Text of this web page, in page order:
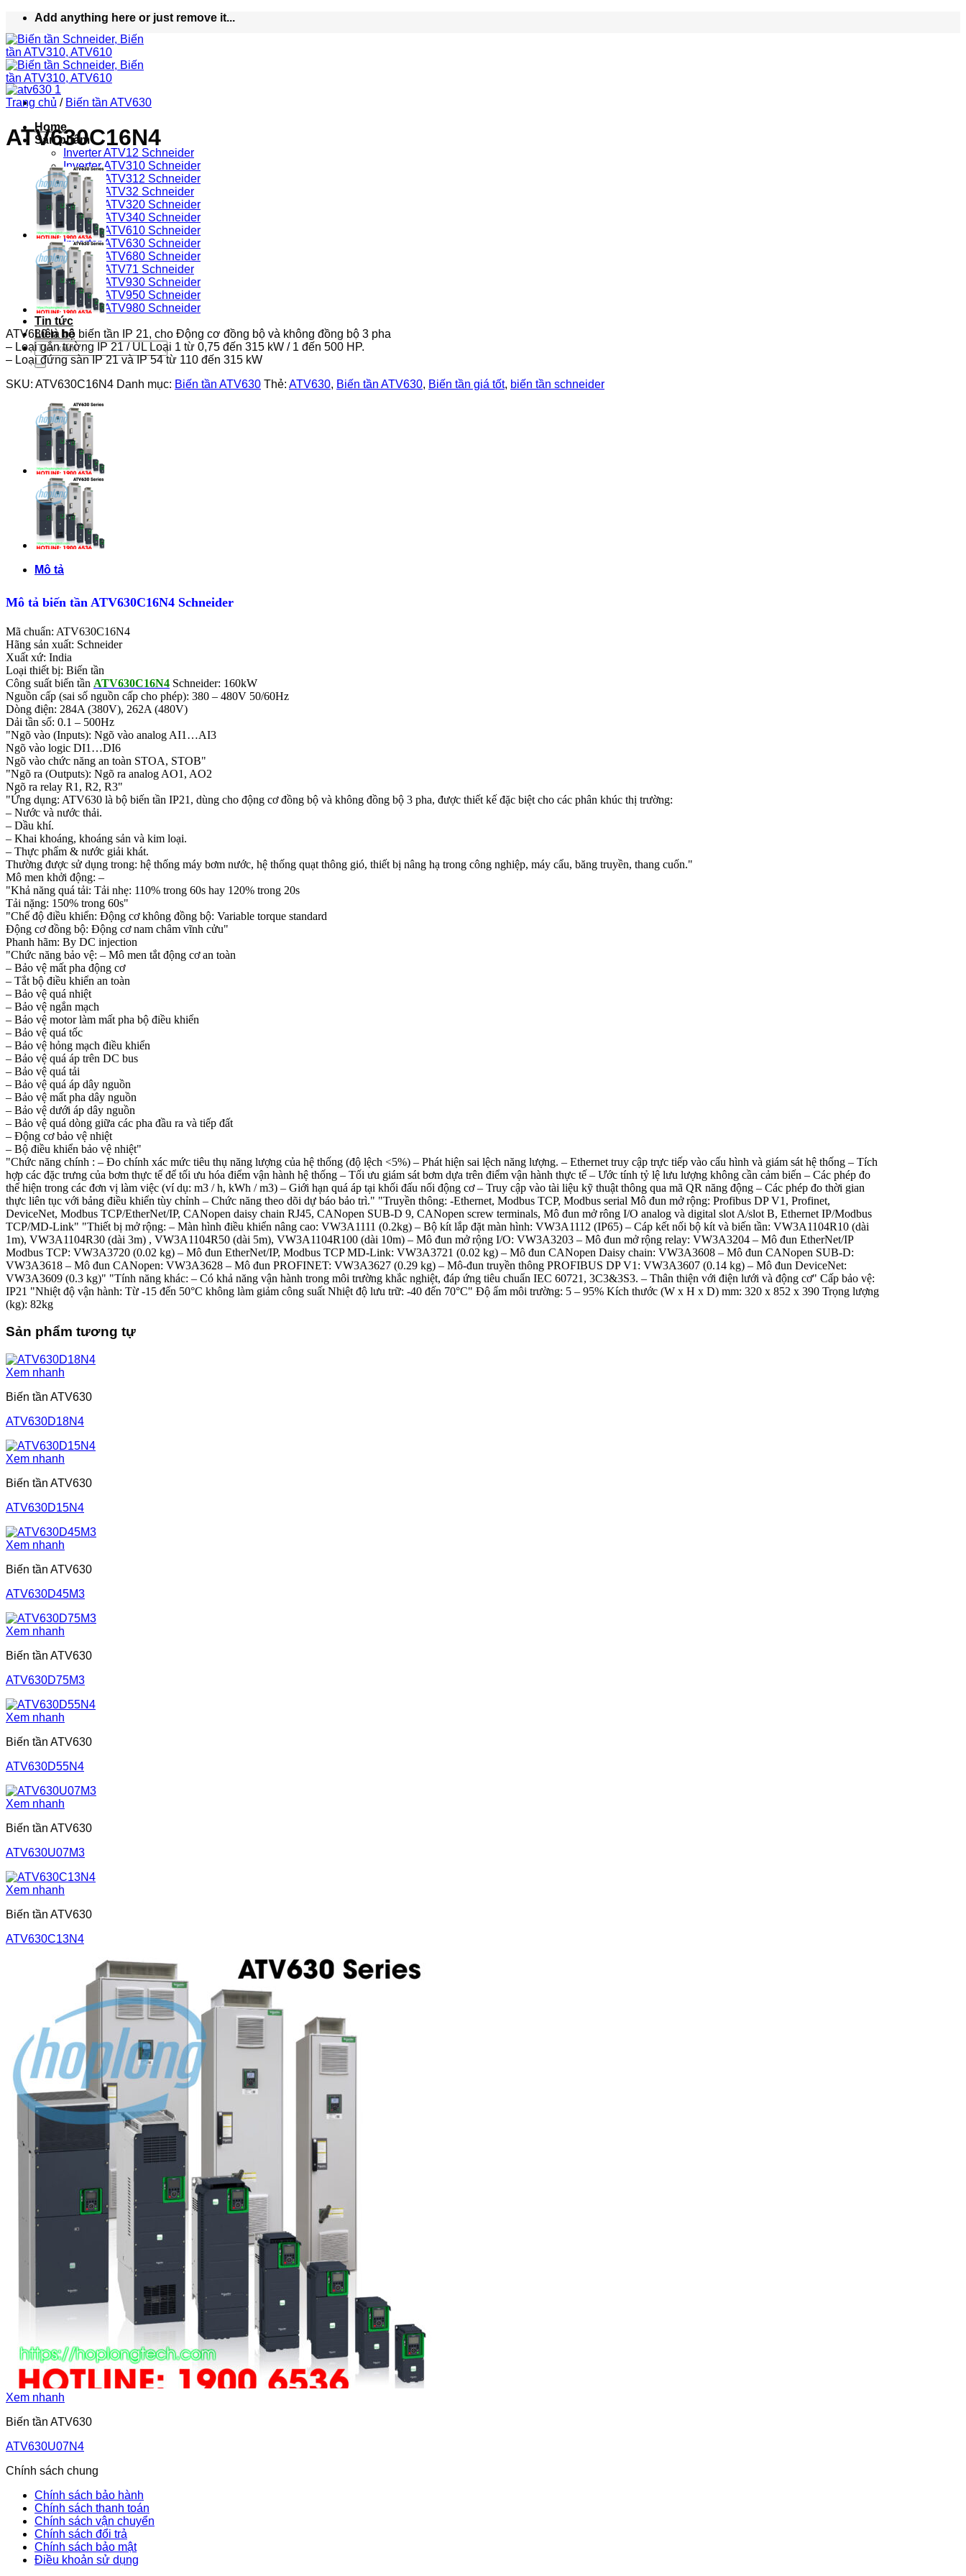
nội
dung
Add anything here or just remove it...
Home
Sản phẩm
Inverter ATV12 Schneider
Inverter ATV310 Schneider
Inverter ATV312 Schneider
Inverter ATV32 Schneider
Inverter ATV320 Schneider
Inverter ATV340 Schneider
Inverter ATV610 Schneider
Inverter ATV630 Schneider
Inverter ATV680 Schneider
Inverter ATV71 Schneider
Inverter ATV930 Schneider
Inverter ATV950 Schneider
Inverter ATV980 Schneider
Tin tức
Liên hệ
Tìm
kiếm:
Trang chủ / Biến tần ATV630
ATV630C16N4
ATV630 là bộ biến tần IP 21, cho Động cơ đồng bộ và không đồng bộ 3 pha
– Loại gắn tường IP 21 / UL Loại 1 từ 0,75 đến 315 kW / 1 đến 500 HP.
– Loại đứng sàn IP 21 và IP 54 từ 110 đến 315 kW
SKU: ATV630C16N4 Danh mục: Biến tần ATV630 Thẻ: ATV630, Biến tần ATV630, Biến tần giá tốt, biến tần schneider
Mô tả
Mô tả biến tần ATV630C16N4 Schneider
Mã chuẩn: ATV630C16N4
Hãng sản xuất: Schneider
Xuất xứ: India
Loại thiết bị: Biến tần
Công suất biến tần ATV630C16N4 Schneider: 160kW
Nguồn cấp (sai số nguồn cấp cho phép): 380 – 480V 50/60Hz
Dòng điện: 284A (380V), 262A (480V)
Dải tần số: 0.1 – 500Hz
"Ngõ vào (Inputs): Ngõ vào analog AI1…AI3
Ngõ vào logic DI1…DI6
Ngõ vào chức năng an toàn STOA, STOB"
"Ngõ ra (Outputs): Ngõ ra analog AO1, AO2
Ngõ ra relay R1, R2, R3"
"Ứng dụng: ATV630 là bộ biến tần IP21, dùng cho động cơ đồng bộ và không đồng bộ 3 pha, được thiết kế đặc biệt cho các phân khúc thị trường:
– Nước và nước thải.
– Dầu khí.
– Khai khoáng, khoáng sản và kim loại.
– Thực phẩm & nước giải khát.
Thường được sử dụng trong: hệ thống máy bơm nước, hệ thống quạt thông gió, thiết bị nâng hạ trong công nghiệp, máy cẩu, băng truyền, thang cuốn."
Mô men khởi động: –
"Khả năng quá tải: Tải nhẹ: 110% trong 60s hay 120% trong 20s
Tải nặng: 150% trong 60s"
"Chế độ điều khiển: Động cơ không đồng bộ: Variable torque standard
Động cơ đồng bộ: Động cơ nam châm vĩnh cửu"
Phanh hãm: By DC injection
"Chức năng bảo vệ: – Mô men tắt động cơ an toàn
– Bảo vệ mất pha động cơ
– Tắt bộ điều khiển an toàn
– Bảo vệ quá nhiệt
– Bảo vệ ngắn mạch
– Bảo vệ motor làm mất pha bộ điều khiển
– Bảo vệ quá tốc
– Bảo vệ hỏng mạch điều khiển
– Bảo vệ quá áp trên DC bus
– Bảo vệ quá tải
– Bảo vệ quá áp dây nguồn
– Bảo vệ mất pha dây nguồn
– Bảo vệ dưới áp dây nguồn
– Bảo vệ quá dòng giữa các pha đầu ra và tiếp đất
– Động cơ bảo vệ nhiệt
– Bộ điều khiển bảo vệ nhiệt"
"Chức năng chính : – Đo chính xác mức tiêu thụ năng lượng của hệ thống (độ lệch <5%) – Phát hiện sai lệch năng lượng. – Ethernet truy cập trực tiếp vào cấu hình và giám sát hệ thống – Tích
hợp các đặc trưng của bơm thực tế để tối ưu hóa điểm vận hành hệ thống – Tối ưu giám sát bơm dựa trên điểm vận hành thực tế – Ước tính tỷ lệ lưu lượng không cần cảm biến – Các phép đo
thể hiện trong các đơn vị làm việc (ví dụ: m3 / h, kWh / m3) – Giới hạn quá áp tại khối đấu nối động cơ – Truy cập vào tài liệu kỹ thuật thông qua mã QR năng động – Các phép đo thời gian
thực liên tục với bảng điều khiển tùy chỉnh – Chức năng theo dõi dự báo bảo trì." "Truyền thông: -Ethernet, Modbus TCP, Modbus serial Mô đun mở rộng: Profibus DP V1, Profinet,
DeviceNet, Modbus TCP/EtherNet/IP, CANopen daisy chain RJ45, CANopen SUB-D 9, CANopen screw terminals, Mô đun mở rông I/O analog và digital slot A/slot B, Ethernet IP/Modbus
TCP/MD-Link" "Thiết bị mở rộng: – Màn hình điều khiển nâng cao: VW3A1111 (0.2kg) – Bộ kít lắp đặt màn hình: VW3A1112 (IP65) – Cáp kết nối bộ kít và biến tần: VW3A1104R10 (dài
1m), VW3A1104R30 (dài 3m) , VW3A1104R50 (dài 5m), VW3A1104R100 (dài 10m) – Mô đun mở rộng I/O: VW3A3203 – Mô đun mở rộng relay: VW3A3204 – Mô đun EtherNet/IP
Modbus TCP: VW3A3720 (0.02 kg) – Mô đun EtherNet/IP, Modbus TCP MD-Link: VW3A3721 (0.02 kg) – Mô đun CANopen Daisy chain: VW3A3608 – Mô đun CANopen SUB-D:
VW3A3618 – Mô đun CANopen: VW3A3628 – Mô đun PROFINET: VW3A3627 (0.29 kg) – Mô-đun truyền thông PROFIBUS DP V1: VW3A3607 (0.14 kg) – Mô đun DeviceNet:
VW3A3609 (0.3 kg)" "Tính năng khác: – Có khả năng vận hành trong môi trường khắc nghiệt, đáp ứng tiêu chuẩn IEC 60721, 3C3&3S3. – Thân thiện với điện lưới và động cơ" Cấp bảo vệ:
IP21 "Nhiệt độ vận hành: Từ -15 đến 50°C không làm giảm công suất Nhiệt độ lưu trữ: -40 đến 70°C" Độ ẩm môi trường: 5 – 95% Kích thước (W x H x D) mm: 320 x 852 x 390 Trọng lượng
(kg): 82kg
Sản phẩm tương tự
Xem nhanh
Biến tần ATV630
ATV630D18N4
Xem nhanh
Biến tần ATV630
ATV630D15N4
Xem nhanh
Biến tần ATV630
ATV630D45M3
Xem nhanh
Biến tần ATV630
ATV630D75M3
Xem nhanh
Biến tần ATV630
ATV630D55N4
Xem nhanh
Biến tần ATV630
ATV630U07M3
Xem nhanh
Biến tần ATV630
ATV630C13N4
Xem nhanh
Biến tần ATV630
ATV630U07N4
Chính sách chung
Chính sách bảo hành
Chính sách thanh toán
Chính sách vận chuyển
Chính sách đổi trả
Chính sách bảo mật
Điều khoản sử dụng